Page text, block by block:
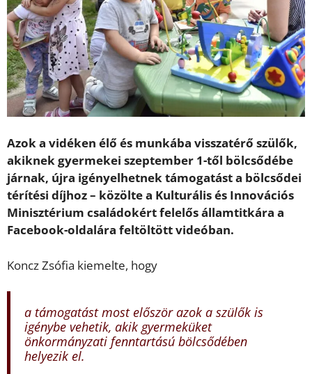
Azok a vidéken élő és munkába visszatérő szülők,
akiknek gyermekei szeptember 1-től bölcsődébe
járnak, újra igényelhetnek támogatást a bölcsődei
térítési díjhoz – közölte a Kulturális és Innovációs
Minisztérium családokért felelős államtitkára a
Facebook-oldalára feltöltött videóban.
Koncz Zsófia kiemelte, hogy
a támogatást most először azok a szülők is
igénybe vehetik, akik gyermeküket
önkormányzati fenntartású bölcsődében
helyezik el.